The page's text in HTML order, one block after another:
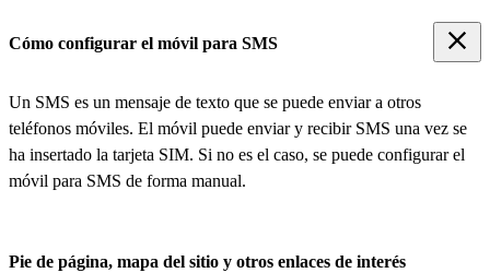
Cómo configurar el móvil para SMS
Un SMS es un mensaje de texto que se puede enviar a otros
teléfonos móviles. El móvil puede enviar y recibir SMS una vez se
ha insertado la tarjeta SIM. Si no es el caso, se puede configurar el
móvil para SMS de forma manual.
Pie de página, mapa del sitio y otros enlaces de interés